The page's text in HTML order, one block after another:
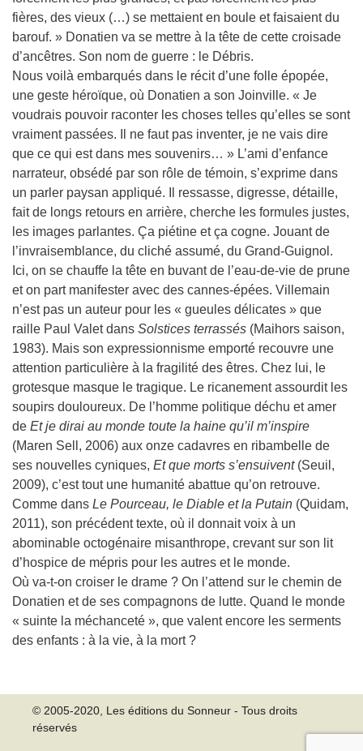
fières, des vieux (…) se mettaient en boule et faisaient du
barouf. » Donatien va se mettre à la tête de cette croisade
d’ancêtres. Son nom de guerre : le Débris.
Nous voilà embarqués dans le récit d’une folle épopée,
une geste héroïque, où Donatien a son Joinville. « Je
voudrais pouvoir raconter les choses telles qu’elles se sont
vraiment passées. Il ne faut pas inventer, je ne vais dire
que ce qui est dans mes souvenirs… » L’ami d’enfance
narrateur, obsédé par son rôle de témoin, s’exprime dans
un parler paysan appliqué. Il ressasse, digresse, détaille,
fait de longs retours en arrière, cherche les formules justes,
les images parlantes. Ça piétine et ça cogne. Jouant de
l’invraisemblance, du cliché assumé, du Grand-Guignol.
Ici, on se chauffe la tête en buvant de l’eau-de-vie de prune
et on part manifester avec des cannes-épées. Villemain
n’est pas un auteur pour les « gueules délicates » que
raille Paul Valet dans Solstices terrassés (Maihors saison,
1983). Mais son expressionnisme emporté recouvre une
attention particulière à la fragilité des êtres. Chez lui, le
grotesque masque le tragique. Le ricanement assourdit les
soupirs douloureux. De l’homme politique déchu et amer
de Et je dirai au monde toute la haine qu’il m’inspire
(Maren Sell, 2006) aux onze cadavres en ribambelle de
ses nouvelles cyniques, Et que morts s’ensuivent(Seuil,
2009), c’est tout une humanité abattue qu’on retrouve.
Comme dans Le Pourceau, le Diable et la Putain (Quidam,
2011), son précédent texte, où il donnait voix à un
abominable octogénaire misanthrope, crevant sur son lit
d’hospice de mépris pour les autres et le monde.
Où va-t-on croiser le drame ? On l’attend sur le chemin de
Donatien et de ses compagnons de lutte. Quand le monde
« suinte la méchanceté », que valent encore les serments
des enfants : à la vie, à la mort ?
© 2005-2020, Les éditions du Sonneur - Tous droits
réservés